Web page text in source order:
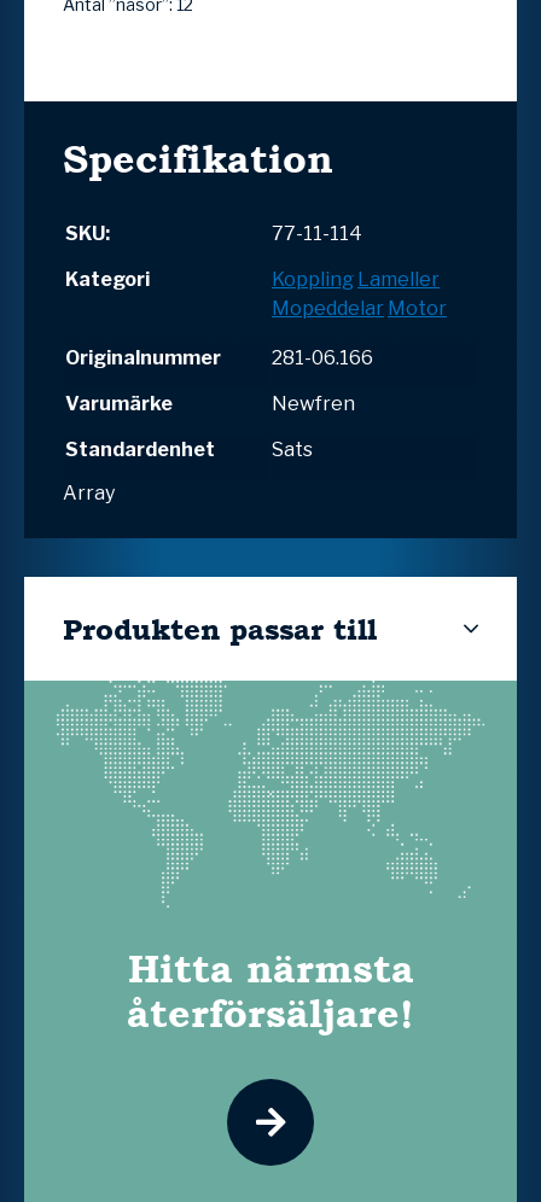
Antal ”näsor”: 12
Specifikation
SKU:
77-11-114
Kategori
Koppling Lameller
Mopeddelar Motor
Originalnummer
281-06.166
Varumärke
Newfren
Standardenhet
Sats
Array
Produkten passar till
Hitta närmsta
återförsäljare!